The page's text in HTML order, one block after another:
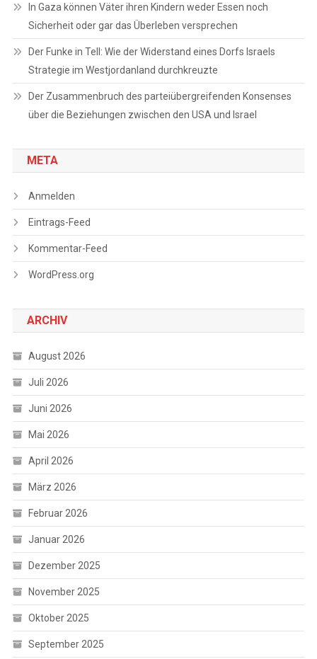
In Gaza können Väter ihren Kindern weder Essen noch
Sicherheit oder gar das Überleben versprechen
Der Funke in Tell: Wie der Widerstand eines Dorfs Israels
Strategie im Westjordanland durchkreuzte
Der Zusammenbruch des parteiübergreifenden Konsenses
über die Beziehungen zwischen den USA und Israel
META
Anmelden
Eintrags-Feed
Kommentar-Feed
WordPress.org
ARCHIV
August 2026
Juli 2026
Juni 2026
Mai 2026
April 2026
März 2026
Februar 2026
Januar 2026
Dezember 2025
November 2025
Oktober 2025
September 2025